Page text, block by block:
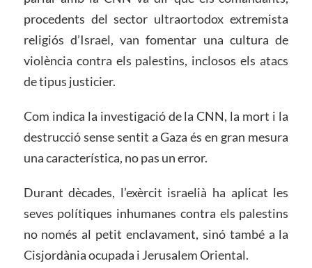
procedents del sector ultraortodox extremista
religiós d’Israel, van fomentar una cultura de
violència contra els palestins, inclosos els atacs
de tipus justicier.
Com indica la investigació de la CNN, la mort i la
destrucció sense sentit a Gaza és en gran mesura
una característica, no pas un error.
Durant dècades, l’exèrcit israelià ha aplicat les
seves polítiques inhumanes contra els palestins
no només al petit enclavament, sinó també a la
Cisjordània ocupada i Jerusalem Oriental.